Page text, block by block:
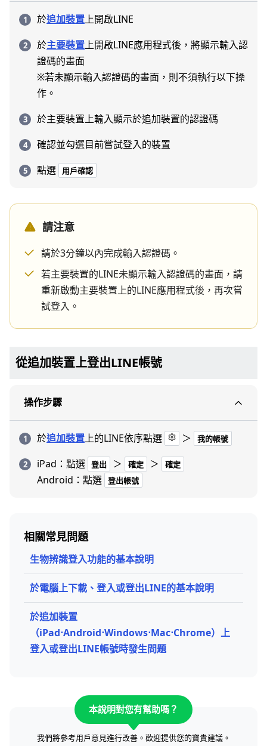
於追加裝置上開啟LINE
於主要裝置上開啟LINE應用程式後，將顯示輸入認
證碼的畫面
※若未顯示輸入認證碼的畫面，則不須執行以下操
作。
於主要裝置上輸入顯示於追加裝置的認證碼
確認並勾選目前嘗試登入的裝置
點選
用戶確認
請注意
請於3分鐘以內完成輸入認證碼。
若主要裝置的LINE未顯示輸入認證碼的畫面，請
重新啟動主要裝置上的LINE應用程式後，再次嘗
試登入。
從追加裝置上登出LINE帳號
操作步驟
於追加裝置上的LINE依序點選 ＞ 我的帳號
iPad：點選 登出 ＞ 確定 ＞ 確定
Android：點選 登出帳號
相關常見問題
生物辨識登入功能的基本說明
於電腦上下載、登入或登出LINE的基本說明
於追加裝置
（iPad⋅Android⋅Windows⋅Mac⋅Chrome）上
登入或登出LINE帳號時發生問題
本說明對您有幫助嗎？
我們將參考用戶意見進行改善。歡迎提供您的寶貴建議。